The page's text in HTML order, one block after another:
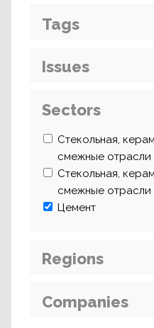
Tags
Issues
Sectors
Стекольная,
смежные
Стекольная,
смежные
Цемент
Regions
Companies